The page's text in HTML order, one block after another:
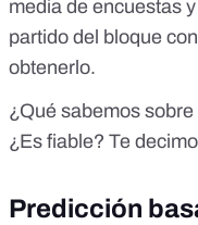
media de encuestas
partido del bloque
obtenerlo.
¿Qué sabemos
¿Es fiable? Te
Predicción